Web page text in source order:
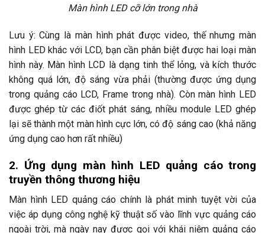
Màn hình LED cỡ lớn trong nhà
Lưu ý: Cùng là màn hình phát được video, thế nhưng màn
hình LED khác với LCD, bạn cần phân biệt được hai loại màn
hình này. Màn hình LCD là dạng tinh thể lỏng, và kích thước
không quá lớn, độ sáng vừa phải (thường được ứng dụng
trong quảng cáo LCD, Frame trong nhà). Còn màn hình LED
được ghép từ các điốt phát sáng, nhiều module LED ghép
lại sẽ thành một màn hình cực lớn, có độ sáng cao (khả năng
ứng dụng cao hơn rất nhiều)
2. Ứng dụng màn hình LED quảng cáo trong
truyền thông thương hiệu
Màn hình LED quảng cáo chính là phát minh tuyệt vời của
việc áp dụng công nghệ kỹ thuật số vào lĩnh vực quảng cáo
ngoài trời, mà ngày nay được gọi với khái niệm quảng cáo